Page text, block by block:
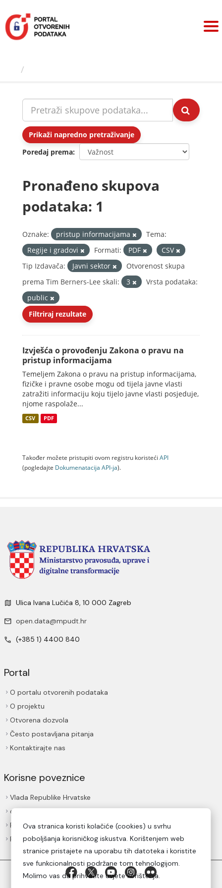
sadržaj
Prikaži napredno pretraživanje
Poredaj prema
Pronađeno skupova
podataka: 1
Oznake: pristup informacijama
Tema:
Regije i gradovi
Formati: PDF
CSV
Tip Izdavača:
Javni sektor
Otvorenost skupa
prema Tim Berners-Lee skali:
3
Vrsta podataka:
public
Filtriraj rezultate
Izvješća o provođenju Zakona o pravu na
pristup informacijama
Temeljem Zakona o pravu na pristup informacijama,
fizičke i pravne osobe mogu od tijela javne vlasti
zatražiti informaciju koju tijelo javne vlasti posjeduje,
njome raspolaže...
CSV PDF
Također možete pristupiti ovom registru koristeći API
(pogledajte Dokumenаtаcijа API-jа).